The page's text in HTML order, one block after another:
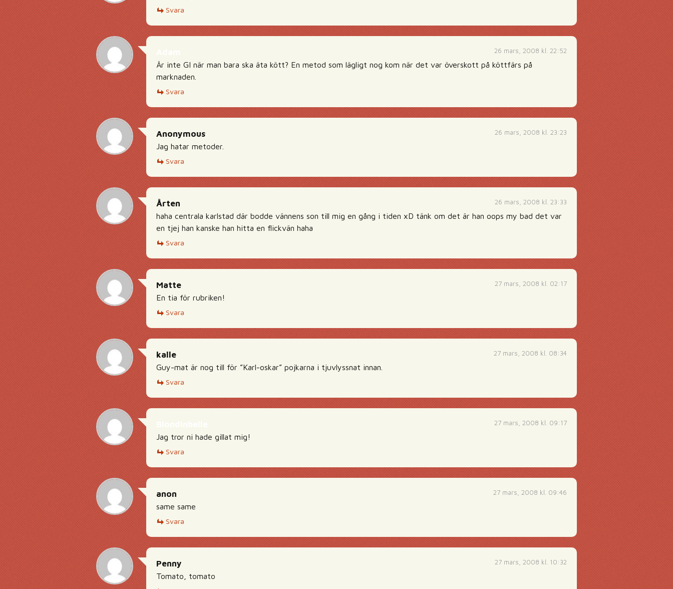
Svara
26 mars, 2008 kl. 22:52
Är inte GI när man bara ska äta kött? En metod som lägligt nog kom när det var överskott på köttfärs på
marknaden.
Svara
26 mars, 2008 kl. 23:23
Anonymous
Jag hatar metoder.
Svara
26 mars, 2008 kl. 23:33
Årten
haha centrala karlstad där bodde vännens son till mig en gång i tiden xD tänk om det är han oops my bad det var
en tjej han kanske han hitta en flickvän haha
Svara
27 mars, 2008 kl. 02:17
Matte
En tia för rubriken!
Svara
27 mars, 2008 kl. 08:34
kalle
Guy-mat är nog till för ”Karl-oskar” pojkarna i tjuvlyssnat innan.
Svara
27 mars, 2008 kl. 09:17
Jag tror ni hade gillat mig!
Svara
27 mars, 2008 kl. 09:46
anon
same same
Svara
27 mars, 2008 kl. 10:32
Penny
Tomato, tomato